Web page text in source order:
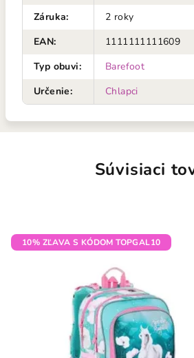
Záruka:
2 roky
EAN:
1111111111609
Typ obuvi:
Barefoot
Určenie: Chlapci
Súvisiaci
10% ZĽAVA S KÓDOM TOPGAL10